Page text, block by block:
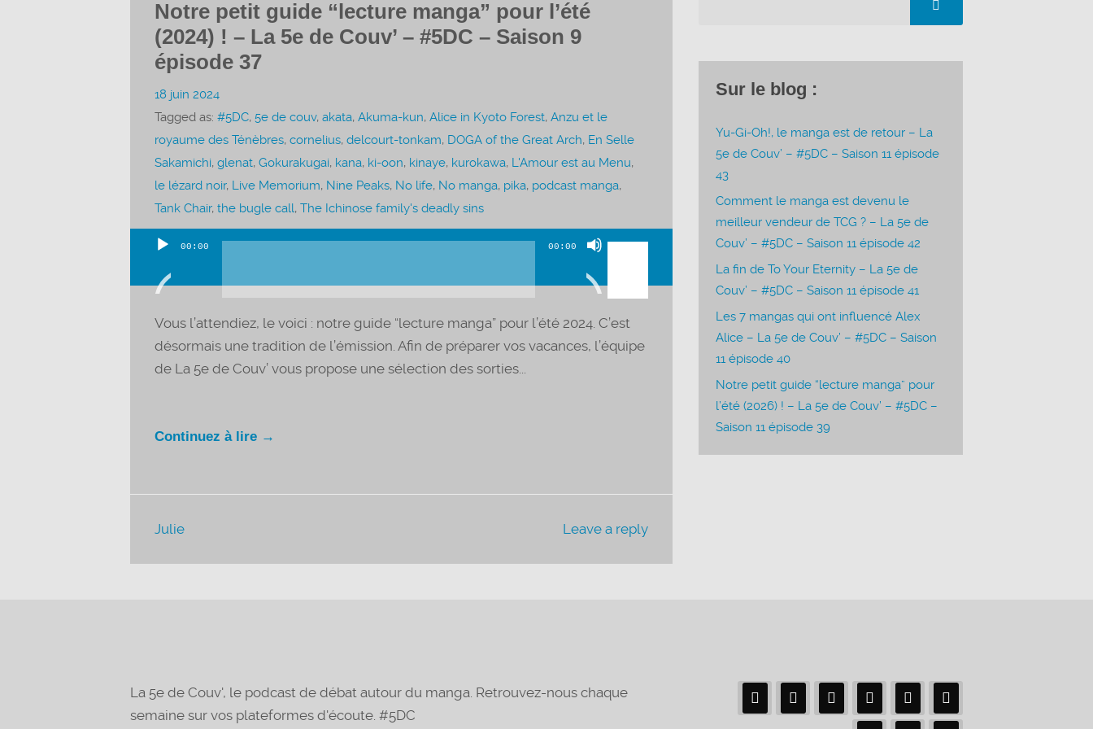
Notre petit guide “lecture manga” pour l’été
(2024) ! – La 5e de Couv’ – #5DC – Saison 9
épisode 37
18 juin 2024
Tagged as: #5DC, 5e de couv, akata, Akuma-kun, Alice in Kyoto Forest, Anzu et le
royaume des Ténèbres, cornelius, delcourt-tonkam, DOGA of the Great Arch, En Selle
Sakamichi, glenat, Gokurakugai, kana, ki-oon, kinaye, kurokawa, L'Amour est au Menu,
le lézard noir, Live Memorium, Nine Peaks, No life, No manga, pika, podcast manga,
Tank Chair, the bugle call, The Ichinose family's deadly sins
Lecteur
audio
00:00 00:00
Utilisez
flèches
pour
augmenter
Vous l’attendiez, le voici : notre guide “lecture manga” pour l’été 2024. C’est
désormais une tradition de l’émission. Afin de préparer vos vacances, l’équipe
de La 5e de Couv’ vous propose une sélection des sorties...
Continuez à lire →
Leave a reply
Julie
Sur le blog :
Yu-Gi-Oh!, le manga est de retour – La
5e de Couv’ – #5DC – Saison 11 épisode
43
Comment le manga est devenu le
meilleur vendeur de TCG ? – La 5e de
Couv’ – #5DC – Saison 11 épisode 42
La fin de To Your Eternity – La 5e de
Couv’ – #5DC – Saison 11 épisode 41
Les 7 mangas qui ont influencé Alex
Alice – La 5e de Couv’ – #5DC – Saison
11 épisode 40
Notre petit guide “lecture manga” pour
l’été (2026) ! – La 5e de Couv’ – #5DC –
Saison 11 épisode 39
La 5e de Couv', le podcast de débat autour du manga. Retrouvez-nous chaque
semaine sur vos plateformes d'écoute. #5DC